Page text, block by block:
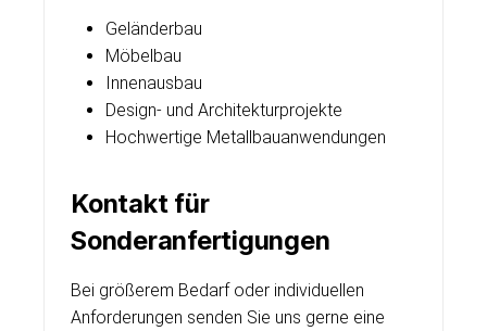
Geländerbau
Möbelbau
Innenausbau
Design- und Architekturprojekte
Hochwertige Metallbauanwendungen
Kontakt für
Sonderanfertigungen
Bei größerem Bedarf oder individuellen
Anforderungen senden Sie uns gerne eine